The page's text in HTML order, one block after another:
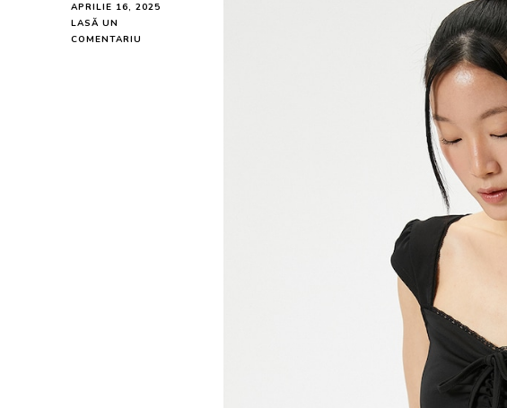
APRILIE 16, 2025
LASĂ UN
COMENTARIU